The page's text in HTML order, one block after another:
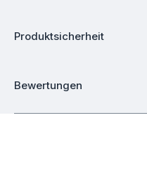
Produktsicherheit
Bewertungen